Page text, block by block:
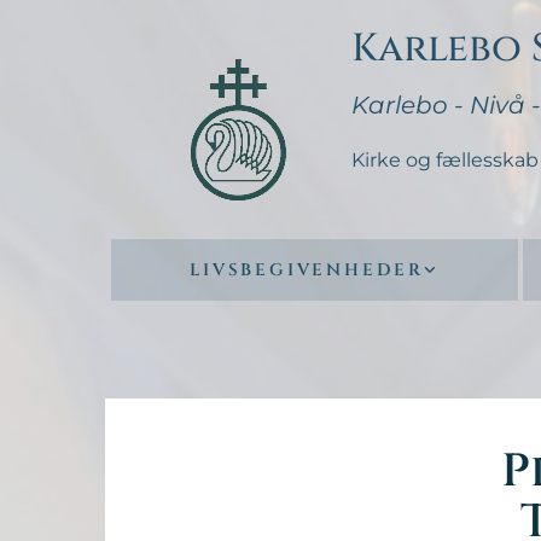
Karlebo
Karlebo - Nivå
Kirke og fællesskab
LIVSBEGIVENHEDER